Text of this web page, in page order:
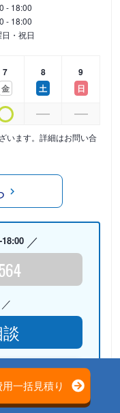
- 18:00
- 18:00
・祝日
7
金
8
土
9
日
います。詳細はお問い合